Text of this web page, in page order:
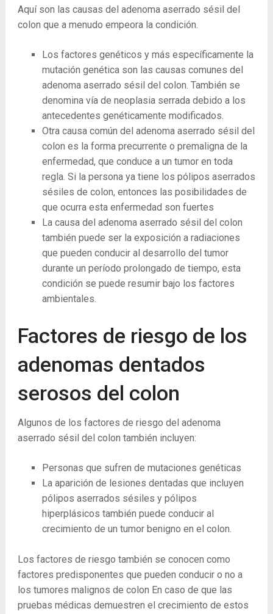
Aquí son las causas del adenoma aserrado sésil del
colon que a menudo empeora la condición.
Los factores genéticos y más específicamente la
mutación genética son las causas comunes del
adenoma aserrado sésil del colon. También se
denomina vía de neoplasia serrada debido a los
antecedentes genéticamente modificados.
Otra causa común del adenoma aserrado sésil del
colon es la forma precurrente o premaligna de la
enfermedad, que conduce a un tumor en toda
regla. Si la persona ya tiene los pólipos aserrados
sésiles de colon, entonces las posibilidades de
que ocurra esta enfermedad son fuertes
La causa del adenoma aserrado sésil del colon
también puede ser la exposición a radiaciones
que pueden conducir al desarrollo del tumor
durante un período prolongado de tiempo, esta
condición se puede resumir bajo los factores
ambientales.
Factores de riesgo de los
adenomas dentados
serosos del colon
Algunos de los factores de riesgo del adenoma
aserrado sésil del colon también incluyen:
Personas que sufren de mutaciones genéticas
La aparición de lesiones dentadas que incluyen
pólipos aserrados sésiles y pólipos
hiperplásicos también puede conducir al
crecimiento de un tumor benigno en el colon.
Los factores de riesgo también se conocen como
factores predisponentes que pueden conducir o no a
los tumores malignos de colon En caso de que las
pruebas médicas demuestren el crecimiento de estos